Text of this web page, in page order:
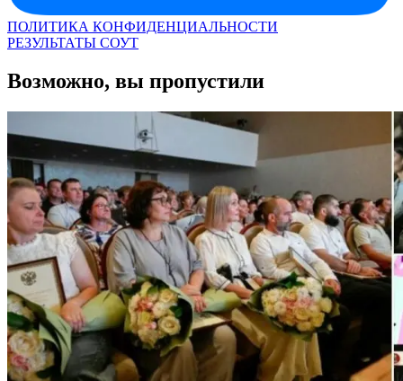
ПОЛИТИКА КОНФИДЕНЦИАЛЬНОСТИ
РЕЗУЛЬТАТЫ СОУТ
Возможно, вы пропустили